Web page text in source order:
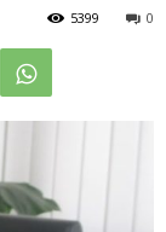
0
5399